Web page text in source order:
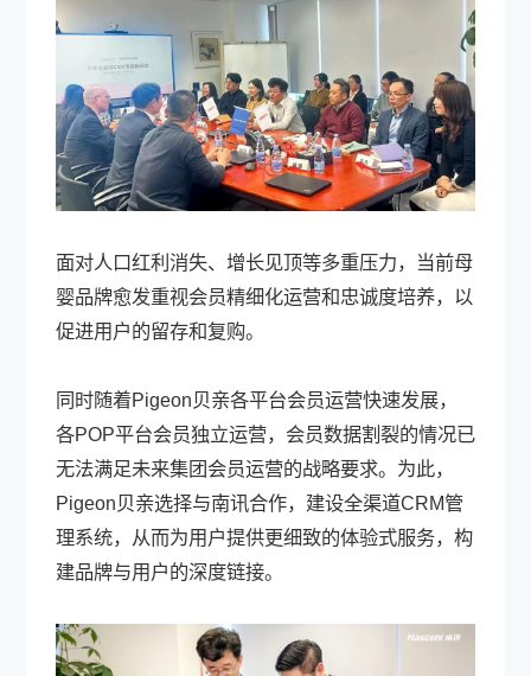
面对人口红利消失、增长见顶等多重压力，当前母
婴品牌愈发重视会员精细化运营和忠诚度培养，以
促进用户的留存和复购。
同时随着Pigeon贝亲各平台会员运营快速发展，
各POP平台会员独立运营，会员数据割裂的情况已
无法满足未来集团会员运营的战略要求。为此，
Pigeon贝亲选择与南讯合作，建设全渠道CRM管
理系统，从而为用户提供更细致的体验式服务，构
建品牌与用户的深度链接。